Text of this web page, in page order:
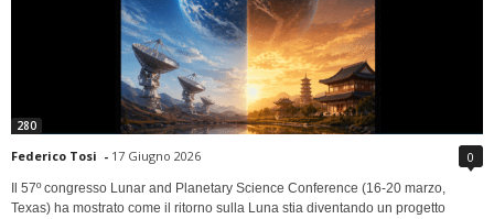
280
Federico Tosi - 17 Giugno 2026 0
Il 57º congresso Lunar and Planetary Science Conference (16-20 marzo,
Texas) ha mostrato come il ritorno sulla Luna stia diventando un progetto